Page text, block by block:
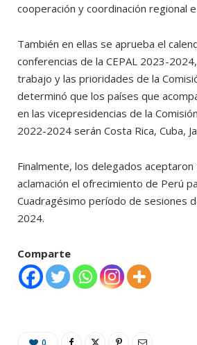
cooperación y coordinación regional
También en ellas se aprueba el
conferencias de la CEPAL 2023-
trabajo y las prioridades de la
determinó que los países que
en las vicepresidencias de la
2022-2024 serán Costa Rica, Cuba,
Finalmente, los delegados
aclamación el ofrecimiento de Perú
Cuadragésimo período de sesiones
2024.
Comparte
0